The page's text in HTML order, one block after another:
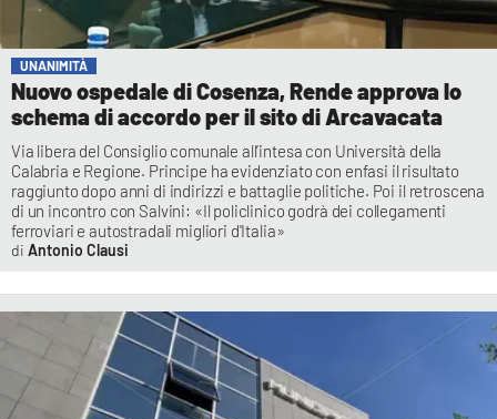
UNANIMITÀ
Nuovo ospedale di Cosenza, Rende approva lo
schema di accordo per il sito di Arcavacata
Via libera del Consiglio comunale all’intesa con Università della
Calabria e Regione. Principe ha evidenziato con enfasi il risultato
raggiunto dopo anni di indirizzi e battaglie politiche. Poi il retroscena
di un incontro con Salvini: «Il policlinico godrà dei collegamenti
ferroviari e autostradali migliori d'Italia»
Antonio Clausi